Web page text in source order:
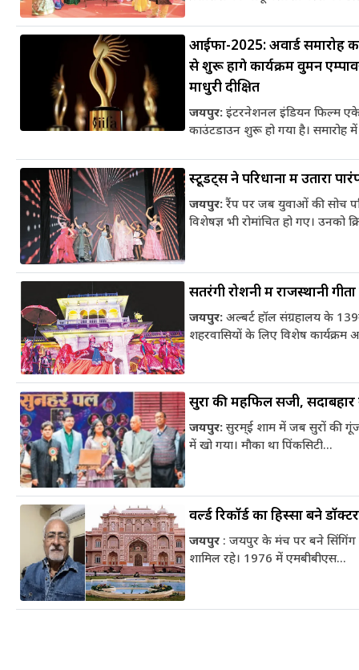
आईफा-2025: अवार्ड
से शुरू होंगे कार्यक्रम वुमन
माधुरी दीक्षित
जयपुर: इंटरनेशनल इंडियन फिल्म
काउंटडाउन शुरू हो गया है। समारोह
स्टूडेंट्स ने परिधानों में उतारा
जयपुर:रैंप पर जब युवाओं की सोच
विशेषज्ञ भी रोमांचित हो गए। उनको
सतरंगी रोशनी में राजस्थानी
जयपुर: अल्बर्ट हॉल संग्रहालय के
शहरवासियों के लिए विशेष कार्यक्रम
सुरों की महफिल सजी, सदाबहार
जयपुर: सुरम्ई शाम में जब सुरों की गूंज
में खो गया। मौका था पिंकसिटी...
वर्ल्ड रिकॉर्ड का हिस्सा बने
जयपुर: जयपुर के मंच पर बने सिंगिंग के
शामिल रहे। 1976 में एमबीबीएस...
बड़ी डील हाथ लग सकती
मकर
सुखद पलों की प्राप्ति होगी। फिजूल के खर्चे बढ़ेंगे,
सुख सुविधाओं में इजाफा होगा।